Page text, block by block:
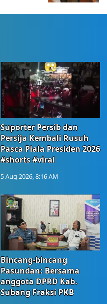
Suporter Persib dan
Persija Kembali Rusuh
Pasca Piala Presiden 2026
#shorts #viral
5 Aug 2026, 8:16 AM
Bincang-bincang
Pasundan: Bersama
anggota DPRD Kab.
Subang Fraksi PKB